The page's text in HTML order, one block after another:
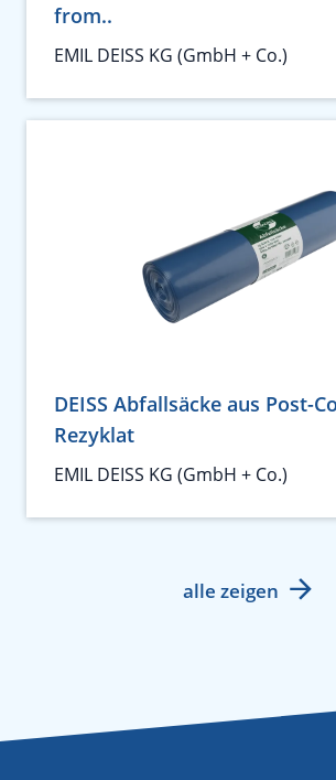
from..
EMIL DEISS KG (GmbH + Co.)
DEISS Abfallsäcke aus Post-
Rezyklat
EMIL DEISS KG (GmbH + Co.)
alle zeigen